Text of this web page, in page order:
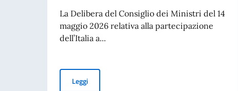
La Delibera del Consiglio dei Ministri del 14
maggio 2026 relativa alla partecipazione
dell’Italia a...
LeggiPUBBLICAZIONE BANDO BALCANI 2026: